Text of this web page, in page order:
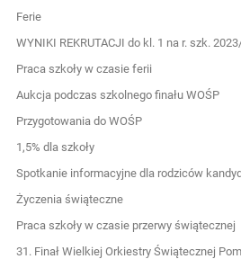
Ferie
WYNIKI REKRUTACJI do kl. 1 na r. szk.
Praca szkoły w czasie ferii
Aukcja podczas szkolnego finału WOŚP
Przygotowania do WOŚP
1,5% dla szkoły
Spotkanie informacyjne dla rodziców
Życzenia świąteczne
Praca szkoły w czasie przerwy świątecznej
31. Finał Wielkiej Orkiestry Świątecznej